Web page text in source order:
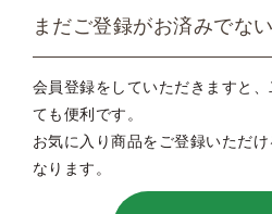
まだご登録がお済みでな
会員登録をしていただきますと
ても便利です。
お気に入り商品をご登録いただ
なります。